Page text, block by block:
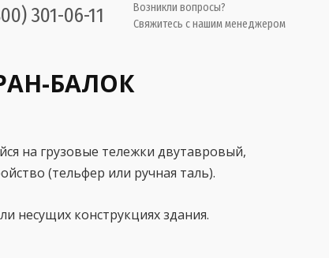
301-06-11
Возникли вопросы?
Свяжитесь с нашим менеджером
БАЛОК
на грузовые тележки двутавровый,
(тельфер или ручная таль).
несущих конструкциях здания.